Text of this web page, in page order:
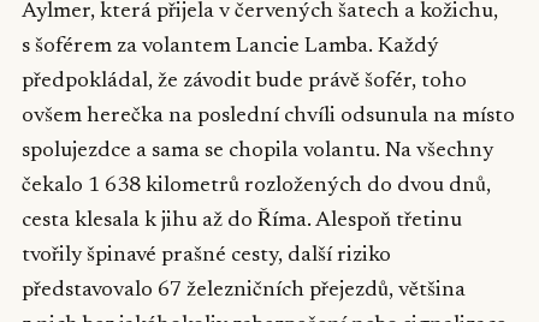
Aylmer, která přijela v červených šatech a kožichu,
s šoférem za volantem Lancie Lamba. Každý
předpokládal, že závodit bude právě šofér, toho
ovšem herečka na poslední chvíli odsunula na místo
spolujezdce a sama se chopila volantu. Na všechny
čekalo 1 638 kilometrů rozložených do dvou dnů,
cesta klesala k jihu až do Říma. Alespoň třetinu
tvořily špinavé prašné cesty, další riziko
představovalo 67 železničních přejezdů, většina